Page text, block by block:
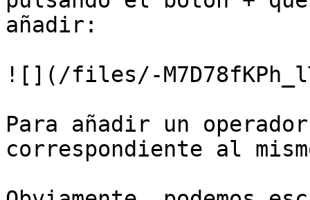
añadir:
![](/files/-
Para añadir un
correspondiente al